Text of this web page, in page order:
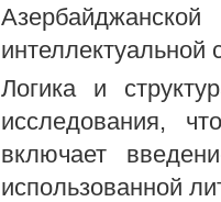
интеллектуальной
Логика и
исследования,
включает
использованной